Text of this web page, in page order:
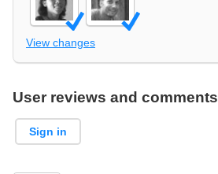
View changes
User reviews and comments
Sign in